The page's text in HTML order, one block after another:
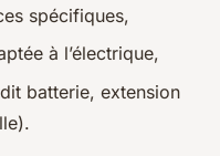
spécifiques,
à l’électrique,
batterie, extension